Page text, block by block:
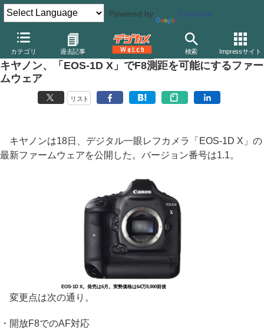
Powered by Translate
カテゴリ 過去記事 検索 Impressサイト
デジカメ Watch カメラ 一眼レフカメラ キヤノン
キヤノン、「EOS-1D X」でF8測距を可能にするファー
ムウェア
リスト
キヤノンは18日、デジタル一眼レフカメラ「EOS-1D X」の
最新ファームウェアを公開した。バージョン番号は1.1。
EOS-1D X。発売は6月。実勢価格は64万8,000前後
変更点は次の通り。
・開放F8でのAF対応